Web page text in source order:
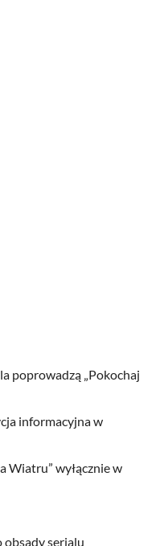
poprowadzą „Pokochaj
informacyjna w
Wiatru” wyłącznie w
obsady serialu